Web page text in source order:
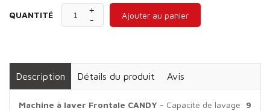
QUANTITÉ Ajouter au panier
Description Détails du produit Avis
Machine à laver Frontale CANDY - Capacité de lavage: 9